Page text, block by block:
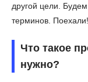
другой цели.
терминов. Поехали!
Что такое
нужно?